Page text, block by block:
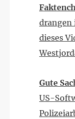
drangen
dieses
Gute
US-